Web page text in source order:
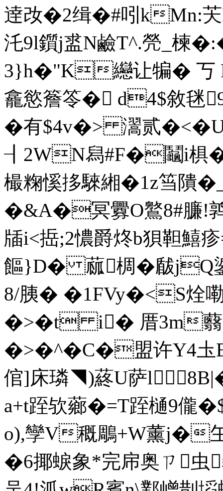
逹妀�2缉�#吲kMn:
汑9l鑕j盚N鹼T^.焭_
3}h�"K纞让犏� 丂
龕慾簷笭� d4$敘毩
�有$4v�> 瀥贰
┨2WN舄#F�鬮i椇
樶粷慀拸騋緗�1z筜隤�
�&A�冥釁O鸄8#臁!
牐i<捳;2憹爵炵b狽靼鱚
饇}D� 蓏椆�瞂jQ
8/胰� �1FVy�<S烇
�>� t i� 厝3m蘙
�>�^�C�盟许Y4
倌]床璘◥)蔠U萨
a+t跮欤薌�=T跮樋9
o),孿V穊鵰+W薰j�
�6揶蜧象*完帍奥ㄗ虫